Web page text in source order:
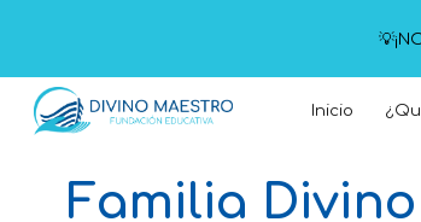
Inicio
Familia